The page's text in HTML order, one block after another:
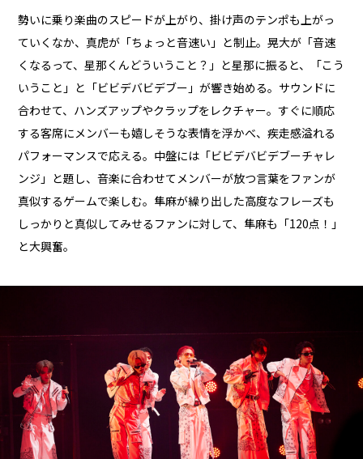
勢いに乗り楽曲のスピードが上がり、掛け声のテンポも上がっ
ていくなか、真虎が「ちょっと音速い」と制止。晃大が「音速
くなるって、星那くんどういうこと？」と星那に振ると、「こう
いうこと」と「ビビデバビデブー」が響き始める。サウンドに
合わせて、ハンズアップやクラップをレクチャー。すぐに順応
する客席にメンバーも嬉しそうな表情を浮かべ、疾走感溢れる
パフォーマンスで応える。中盤には「ビビデバビデブーチャレ
ンジ」と題し、音楽に合わせてメンバーが放つ言葉をファンが
真似するゲームで楽しむ。隼麻が繰り出した高度なフレーズも
しっかりと真似してみせるファンに対して、隼麻も「120点！」
と大興奮。